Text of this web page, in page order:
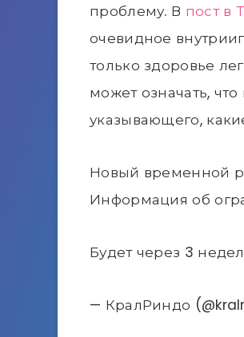
проблему. В пост в
очевидное
только здоровье
может означать,
указывающего,
Новый временной
Информация об
Будет через 3
— КралРиндо